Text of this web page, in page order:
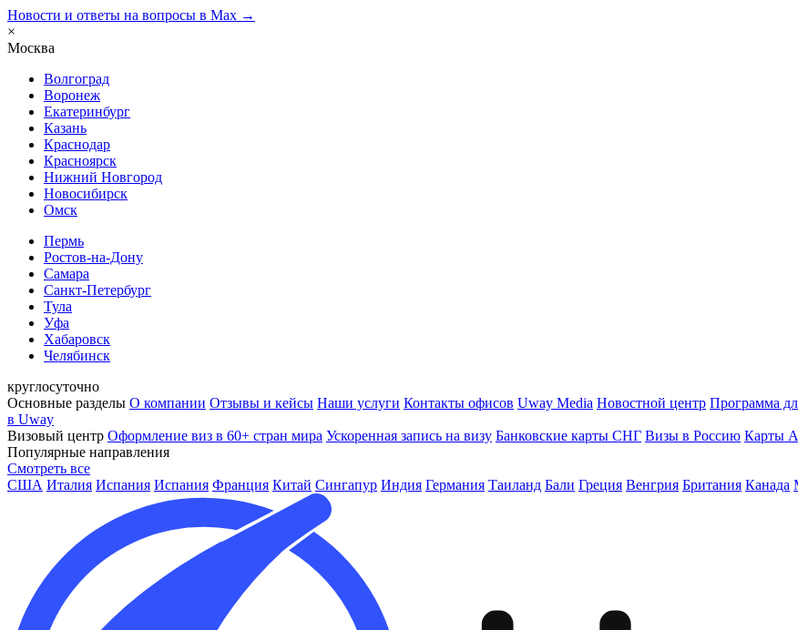
Новости и ответы на вопросы в Max →
×
Москва
Волгоград
Воронеж
Екатеринбург
Казань
Краснодар
Красноярск
Нижний Новгород
Новосибирск
Омск
Пермь
Ростов-на-Дону
Самара
Санкт-Петербург
Тула
Уфа
Хабаровск
Челябинск
круглосуточно
Основные разделы О компании Отзывы и кейсы Наши услуги Контакты офисов Uway Media Новостной центр Программа
в Uway
Визовый центр Оформление виз в 60+ стран мира Ускоренная запись на визу Банковские карты СНГ Визы в Россию Карты
Популярные направления
Смотреть все
США Италия Испания Испания Франция Китай Сингапур Индия Германия Таиланд Бали Греция Венгрия Британия Канада